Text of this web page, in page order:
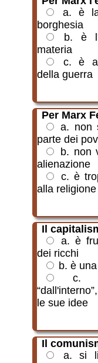
a. è la
borghesia
b. è
materia
c. è
della guerra
Per Marx
a. non
parte dei
b. non
alienazione
c. è
alla religione
Il
a. è
dei ricchi
b. è
c.
le sue idee
Il
a. si